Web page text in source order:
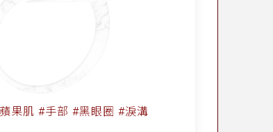
果肌 #手部 #黑眼圈 #淚溝